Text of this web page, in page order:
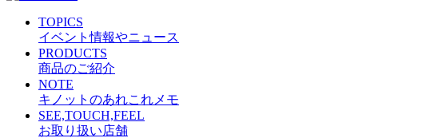
TOPICS
イベント情報やニュース
PRODUCTS
商品のご紹介
NOTE
キノットのあれこれメモ
SEE,TOUCH,FEEL
お取り扱い店舗